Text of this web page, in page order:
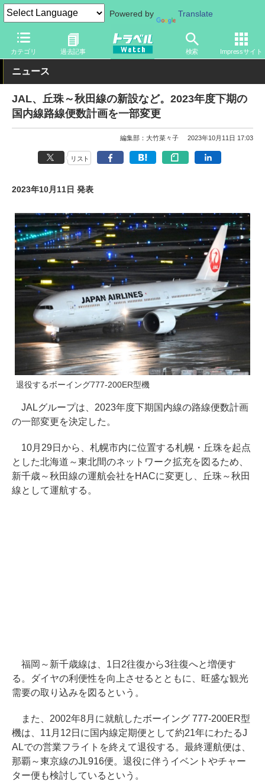
Powered by Translate
カテゴリ 過去記事 検索 Impressサイト
トラベル Watch 企業・政府・官庁 国内エアライン JAL
ニュース
JAL、丘珠～秋田線の新設など。2023年度下期の
国内線路線便数計画を一部変更
編集部：大竹菜々子 2023年10月11日 17:03
リスト
2023年10月11日 発表
退役するボーイング777-200ER型機
JALグループは、2023年度下期国内線の路線便数計画
の一部変更を決定した。
10月29日から、札幌市内に位置する札幌・丘珠を起点
とした北海道～東北間のネットワーク拡充を図るため、
新千歳～秋田線の運航会社をHACに変更し、丘珠～秋田
線として運航する。
福岡～新千歳線は、1日2往復から3往復へと増便す
る。ダイヤの利便性を向上させるとともに、旺盛な観光
需要の取り込みを図るという。
また、2002年8月に就航したボーイング 777-200ER型
機は、11月12日に国内線定期便として約21年にわたるJ
ALでの営業フライトを終えて退役する。最終運航便は、
那覇～東京線のJL916便。退役に伴うイベントやチャー
ター便も検討しているという。